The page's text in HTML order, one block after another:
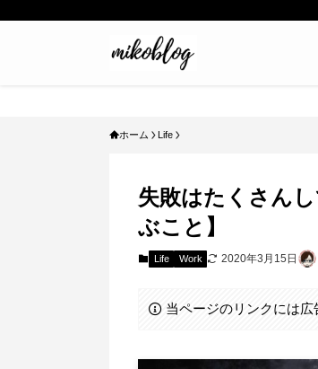
ホーム Life
失敗はたくさん
ぶこと】
Life Work 2020年3月15日
当ページのリンクには広